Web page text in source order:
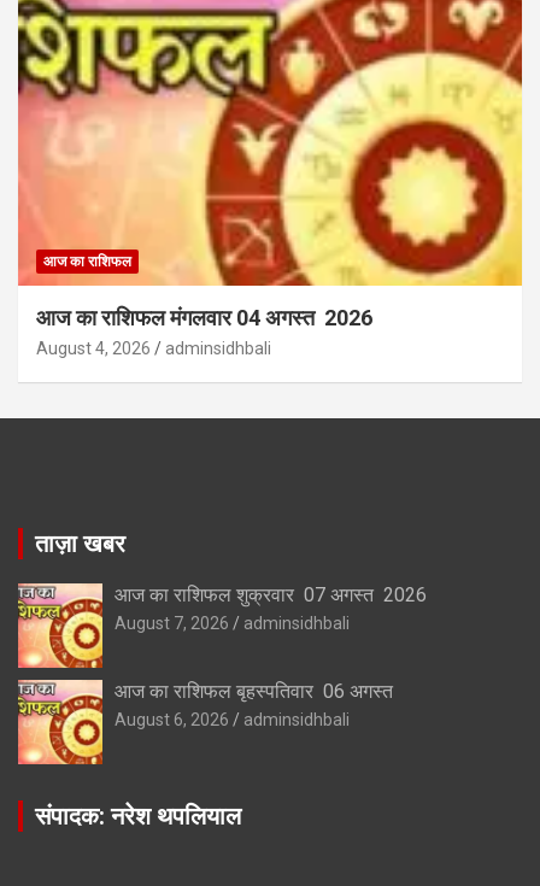
आज का राशिफल
आज का राशिफल मंगलवार 04 अगस्त 2026
August 4, 2026 adminsidhbali
ताज़ा खबर
आज का राशिफल शुक्रवार 07 अगस्त 2026
August 7, 2026 adminsidhbali
आज का राशिफल बृहस्पतिवार 06 अगस्त
August 6, 2026 adminsidhbali
संपादक: नरेश थपलियाल